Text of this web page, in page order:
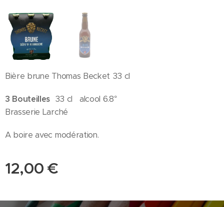
Bière brune Thomas Becket 33 cl
3 Bouteilles 33 cl alcool 6.8°
Brasserie Larché
A boire avec modération.
12,00 €